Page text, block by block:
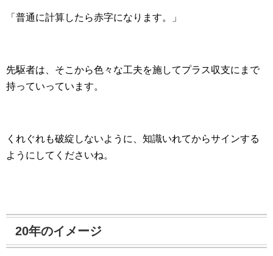
「普通に計算したら赤字になります。」
先駆者は、そこから色々な工夫を施してプラス収支にまで
持っていっています。
くれぐれも破綻しないように、知識いれてからサインする
ようにしてくださいね。
20年のイメージ